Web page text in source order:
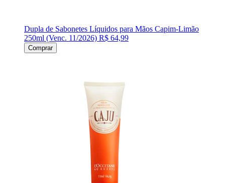
Dupla de Sabonetes Líquidos para Mãos Capim-Limão
250ml (Venc. 11/2026) R$ 64,99
Comprar